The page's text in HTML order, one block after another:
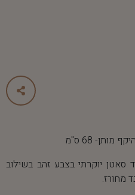
יוקרתי בצבע זהב בשילוב
מחורז.